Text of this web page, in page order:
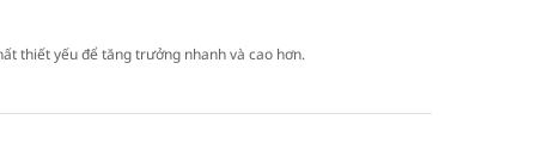
thiết yếu để tăng trưởng nhanh và cao hơn.